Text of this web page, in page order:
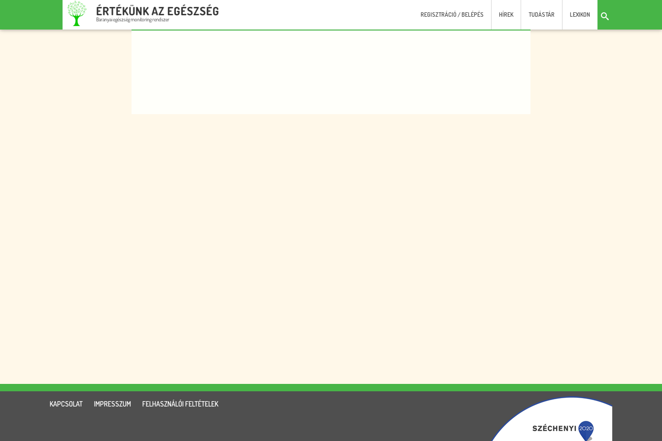
REGISZTRÁCIÓ / BELÉPÉS HÍREK TUDÁSTÁR LEXIKON
KAPCSOLAT IMPRESSZUM FELHASZNÁLÓI FELTÉTELEK